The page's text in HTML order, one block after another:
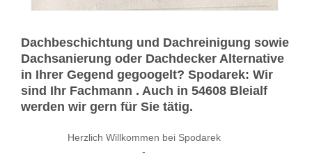
Dachbeschichtung und Dachreinigung sowie
Dachsanierung oder Dachdecker Alternative
in Ihrer Gegend gegoogelt? Spodarek: Wir
sind Ihr Fachmann . Auch in 54608 Bleialf
werden wir gern für Sie tätig.
Herzlich Willkommen bei Spodarek
-